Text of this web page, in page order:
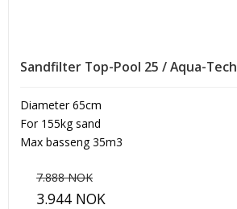
Sandfilter Top-Pool 25 / Aqua-Tech
Diameter 65cm
For 155kg sand
Max basseng 35m3
7.888 NOK
3.944 NOK